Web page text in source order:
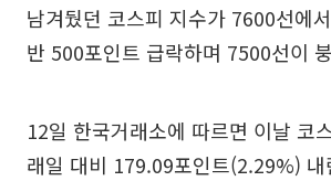
남겨뒀던 코스피 지수가 7600선에
반 500포인트 급락하며 7500선이
12일 한국거래소에 따르면 이날 코
래일 대비 179.09포인트(2.29%)